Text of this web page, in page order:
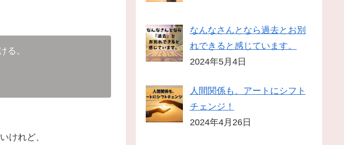
る。
けれど、
なんなさんとなら過去とお別
れできると感じています。
2024年5月4日
人間関係も、アートにシフト
チェンジ！
2024年4月26日